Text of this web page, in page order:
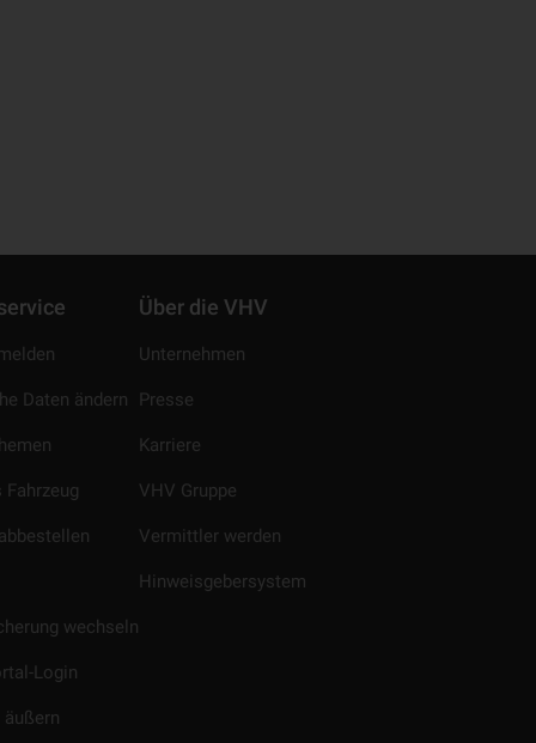
Daten ändern
Fahrzeug
wechseln
Login
äußern
Über die VHV
Unternehmen
Presse
Karriere
VHV Gruppe
Vermittler werden
Hinweisgebersystem